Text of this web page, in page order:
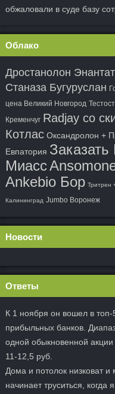
обжаловали в суде базу
Облако
Дростанолон
Станаза Бугуруслан
цена Великий Новгород
Кременчуг Radjay со
Котлас Оксандролон +
Евпатория
Миасс
Ankebio Бор Тритрен
Калининград Jumbo Воронеж
Новости
Ответы
К 1 ноября он вошел в
прибыльных банков.
одной обыкновенной акции
11-12,5 руб.
Дома и потолок низковат и
начинает труситься, когда